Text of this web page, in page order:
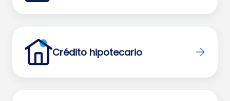
Crédito hipotecario